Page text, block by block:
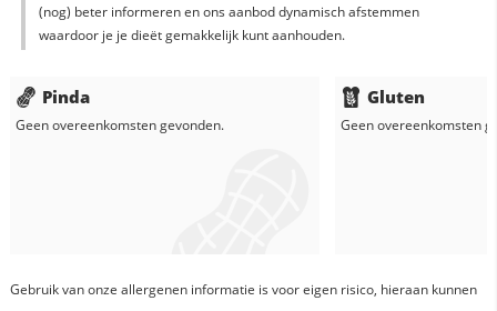
(nog) beter informeren en ons aanbod dynamisch afstemmen
waardoor je je dieët gemakkelijk kunt aanhouden.
Pinda
Geen overeenkomsten gevonden.
Gluten
Geen overeenkomsten
Gebruik van onze allergenen informatie is voor eigen risico, hieraan kunnen